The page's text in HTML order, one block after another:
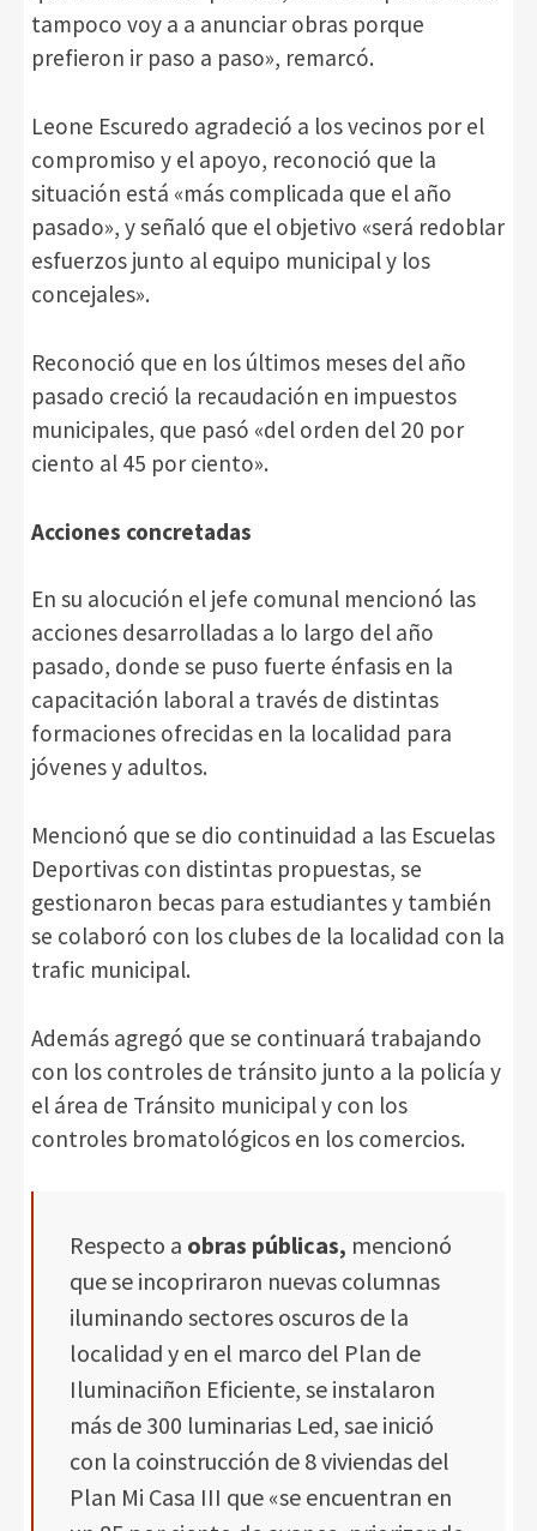
tampoco voy a a anunciar obras porque
prefieron ir paso a paso», remarcó.
Leone Escuredo agradeció a los vecinos por el
compromiso y el apoyo, reconoció que la
situación está «más complicada que el año
pasado», y señaló que el objetivo «será redoblar
esfuerzos junto al equipo municipal y los
concejales».
Reconoció que en los últimos meses del año
pasado creció la recaudación en impuestos
municipales, que pasó «del orden del 20 por
ciento al 45 por ciento».
Acciones concretadas
En su alocución el jefe comunal mencionó las
acciones desarrolladas a lo largo del año
pasado, donde se puso fuerte énfasis en la
capacitación laboral a través de distintas
formaciones ofrecidas en la localidad para
jóvenes y adultos.
Mencionó que se dio continuidad a las Escuelas
Deportivas con distintas propuestas, se
gestionaron becas para estudiantes y también
se colaboró con los clubes de la localidad con la
trafic municipal.
Además agregó que se continuará trabajando
con los controles de tránsito junto a la policía y
el área de Tránsito municipal y con los
controles bromatológicos en los comercios.
Respecto a obras públicas, mencionó
que se incopriraron nuevas columnas
iluminando sectores oscuros de la
localidad y en el marco del Plan de
Iluminaciñon Eficiente, se instalaron
más de 300 luminarias Led, sae inició
con la coinstrucción de 8 viviendas del
Plan Mi Casa III que «se encuentran en